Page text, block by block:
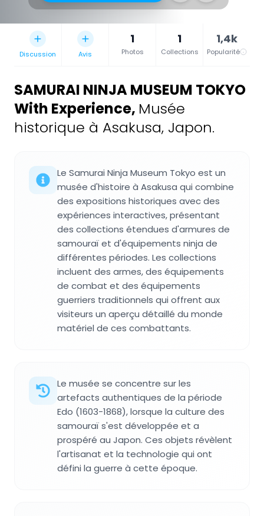
Discussion Avis
1
Photos
1
Collections
1,4k
Popularité
SAMURAI NINJA MUSEUM TOKYO
With Experience, Musée
historique à Asakusa, Japon.
Le Samurai Ninja Museum Tokyo est un
musée d'histoire à Asakusa qui combine
des expositions historiques avec des
expériences interactives, présentant
des collections étendues d'armures de
samouraï et d'équipements ninja de
différentes périodes. Les collections
incluent des armes, des équipements
de combat et des équipements
guerriers traditionnels qui offrent aux
visiteurs un aperçu détaillé du monde
matériel de ces combattants.
Le musée se concentre sur les
artefacts authentiques de la période
Edo (1603-1868), lorsque la culture des
samouraï s'est développée et a
prospéré au Japon. Ces objets révèlent
l'artisanat et la technologie qui ont
défini la guerre à cette époque.